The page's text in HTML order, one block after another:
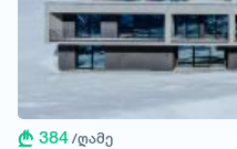
384 /ღამე